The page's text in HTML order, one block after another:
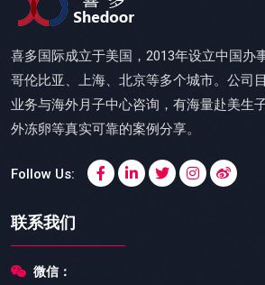
喜多国际成立于美国，2013年设立中国办
哥伦比亚、上海、北京等多个城市。公司
业务与海外月子中心咨询，有海量赴美生
外冻卵等真实可靠的案例分享。
Follow Us:
联系我们
微信：